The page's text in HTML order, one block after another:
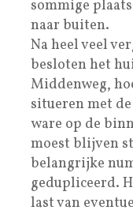
sommige
naar buiten.
Na heel veel
besloten het
Middenweg,
situeren met
ware op de
moest blijven
belangrijke
gedupliceerd.
last van